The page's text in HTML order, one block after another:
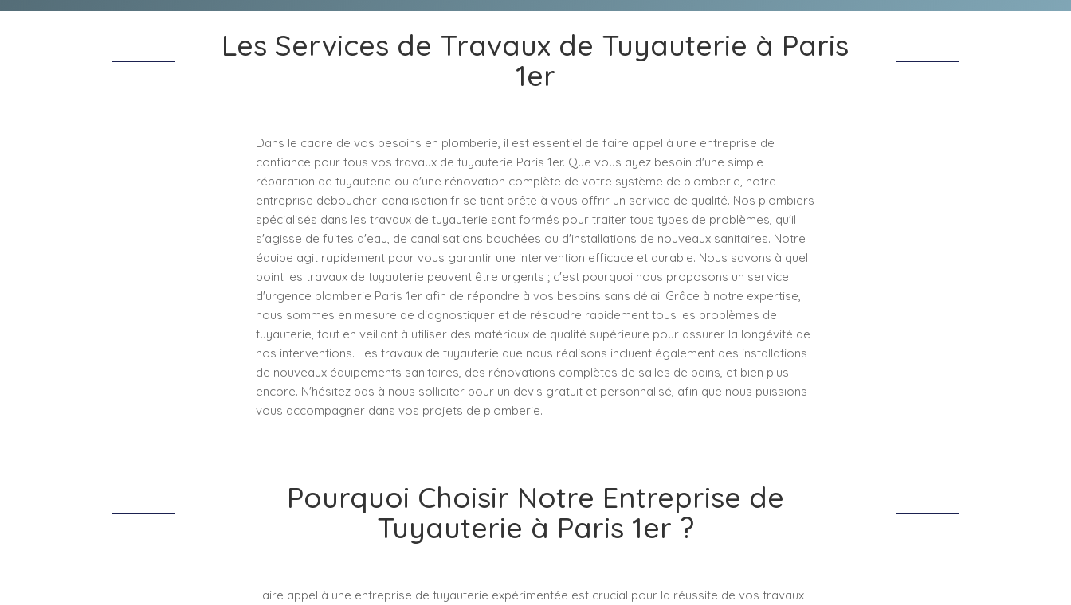
Les Services de Travaux de Tuyauterie à Paris
1er
Dans le cadre de vos besoins en plomberie, il est essentiel de faire appel à une entreprise de
confiance pour tous vos travaux de tuyauterie Paris 1er. Que vous ayez besoin d'une simple
réparation de tuyauterie ou d'une rénovation complète de votre système de plomberie, notre
entreprise deboucher-canalisation.fr se tient prête à vous offrir un service de qualité. Nos plombiers
spécialisés dans les travaux de tuyauterie sont formés pour traiter tous types de problèmes, qu'il
s'agisse de fuites d'eau, de canalisations bouchées ou d'installations de nouveaux sanitaires. Notre
équipe agit rapidement pour vous garantir une intervention efficace et durable. Nous savons à quel
point les travaux de tuyauterie peuvent être urgents ; c'est pourquoi nous proposons un service
d'urgence plomberie Paris 1er afin de répondre à vos besoins sans délai. Grâce à notre expertise,
nous sommes en mesure de diagnostiquer et de résoudre rapidement tous les problèmes de
tuyauterie, tout en veillant à utiliser des matériaux de qualité supérieure pour assurer la longévité de
nos interventions. Les travaux de tuyauterie que nous réalisons incluent également des installations
de nouveaux équipements sanitaires, des rénovations complètes de salles de bains, et bien plus
encore. N'hésitez pas à nous solliciter pour un devis gratuit et personnalisé, afin que nous puissions
vous accompagner dans vos projets de plomberie.
Pourquoi Choisir Notre Entreprise de
Tuyauterie à Paris 1er ?
Faire appel à une entreprise de tuyauterie expérimentée est crucial pour la réussite de vos travaux